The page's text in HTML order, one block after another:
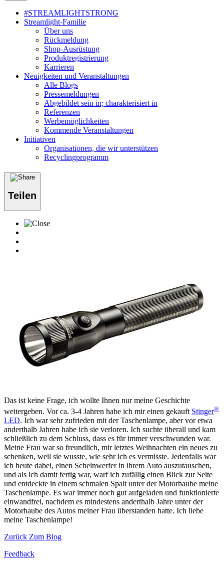
#STREAMLIGHTSTRONG
Streamlight-Familie
Über uns
Rückmeldung
Shop-Ausrüstung
Produktregistrierung
Karrieren
Neuigkeiten und Veranstaltungen
Alle Blogs
Pressemeldungen
Abgebildet sein in; charakterisiert in
Referenzen
Werbemöglichkeiten
Kommende Veranstaltungen
Initiativen
Organisationen, die wir unterstützen
Recyclingprogramm
Teilen
Das ist keine Frage, ich wollte Ihnen nur meine Geschichte
weitergeben. Vor ca. 3-4 Jahren habe ich mir einen gekauft Stinger®
LED. Ich war sehr zufrieden mit der Taschenlampe, aber vor etwa
anderthalb Jahren habe ich sie verloren. Ich suchte überall und kam
schließlich zu dem Schluss, dass es für immer verschwunden war.
Meine Frau war so freundlich, mir letztes Weihnachten ein neues zu
schenken, weil sie wusste, wie sehr ich es vermisste. Jedenfalls war
ich heute dabei, einen Scheinwerfer in ihrem Auto auszutauschen,
und als ich damit fertig war, warf ich zufällig einen Blick zur Seite
und entdeckte in einem schmalen Spalt unter der Motorhaube meine
Taschenlampe. Es war immer noch gut aufgeladen und funktionierte
einwandfrei, nachdem es mindestens anderthalb Jahre unter der
Motorhaube des Autos meiner Frau überstanden hatte. Ich liebe
meine Taschenlampe!
Zurück Zum Blog
Feedback